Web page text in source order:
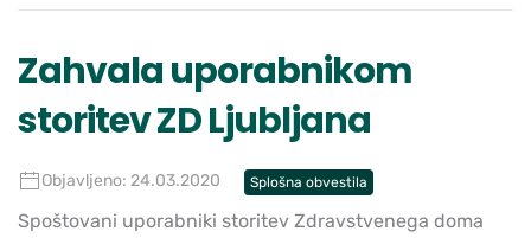
Zahvala uporabnikom
storitev ZD Ljubljana
Objavljeno: 24.03.2020 Splošna obvestila
Spoštovani uporabniki storitev Zdravstvenega doma